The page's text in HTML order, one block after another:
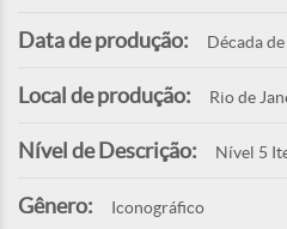
Data de produção: Década
Local de produção: Rio de
Nível de Descrição: Nível 5
Gênero: Iconográfico